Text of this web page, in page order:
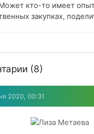
кто-то имеет
закупках,
(8)
2020, 00:31